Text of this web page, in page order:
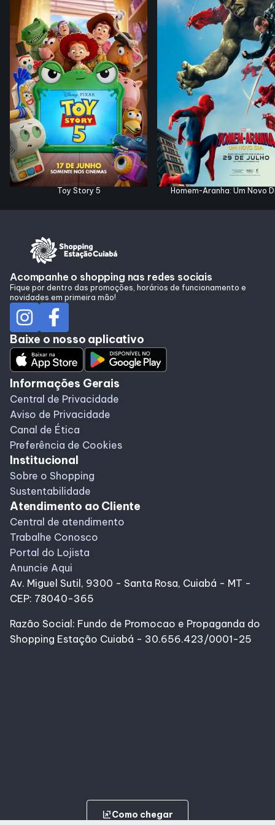
Horários
Entretenimento
Cinema
Eventos
Fique por dentro
Lojas
Alimentação
Programa de benefícios
Toy Story 5 Homem-Aranha: Um Novo
Acompanhe o shopping nas redes sociais
Fique por dentro das promoções, horários de funcionamento e
novidades em primeira mão!
Baixe o nosso aplicativo
Informações Gerais
Central de Privacidade
Aviso de Privacidade
Canal de Ética
Preferência de Cookies
Institucional
Sobre o Shopping
Sustentabilidade
Atendimento ao Cliente
Central de atendimento
Trabalhe Conosco
Portal do Lojista
Anuncie Aqui
Av. Miguel Sutil, 9300 - Santa Rosa, Cuiabá - MT -
CEP: 78040-365
Razão Social: Fundo de Promocao e Propaganda do
Shopping Estação Cuiabá - 30.656.423/0001-25
ungroupComo chegar